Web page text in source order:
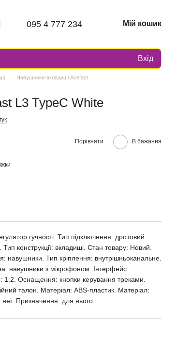
095 4 777 234 Мій кошик
Вхід
Навушники-вкладиші Acefast
L3 TypeC White
Порівняти В бажання
гучності. Тип підключення: дротовий.
конструкції: вкладиші. Стан товару: Новий.
навушники. Тип кріплення: внутрішньоканальне.
навушники з мікрофоном. Інтерфейс
Оснащення: кнопки керування треками.
талон. Матеріал: ABS-пластик. Матеріал:
Призначення: для нього.